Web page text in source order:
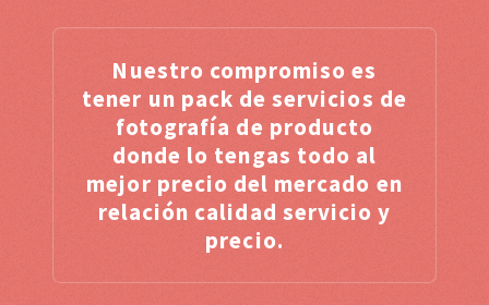
Nuestro compromiso es
tener un pack de servicios de
fotografía de producto
donde lo tengas todo al
mejor precio del mercado en
relación calidad servicio y
precio.